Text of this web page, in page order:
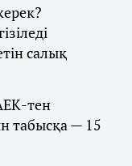
салық
тен
табысқа — 15